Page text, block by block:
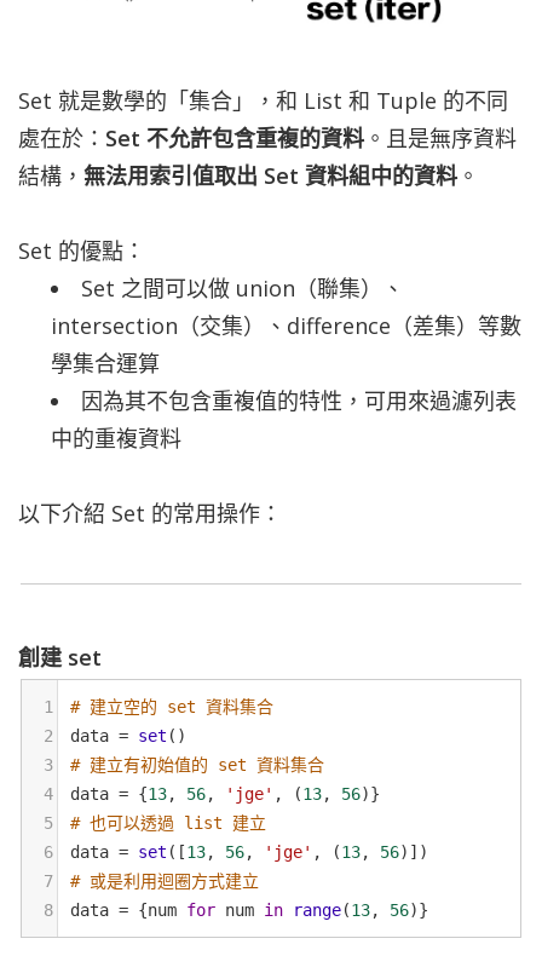
Set 就是數學的「集合」，和 List 和 Tuple 的不同
處在於： Set 不允許包含重複的資料。且是無序資料
結構， 無法用索引值取出 Set 資料組中的資料。
Set 的優點：
Set 之間可以做 union（聯集）、
intersection（交集）、difference（差集）等數
學集合運算
因為其不包含重複值的特性，可用來過濾列表
中的重複資料
以下介紹 Set 的常用操作：
創建 set
1
# 建立空的 set 資料集合
2
data = set ()
3
# 建立有初始值的 set 資料集合
4
data = {13, 56, 'jge' , (13, 56)}
5
# 也可以透過 list 建立
6
data = set ([13, 56, 'jge' , (13, 56)])
7
# 或是利用迴圈方式建立
8
data = {num for num in range(13, 56)}